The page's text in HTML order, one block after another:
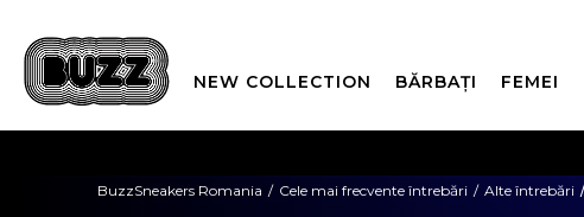
NEW COLLECTION BĂRBAȚI FEMEI
CUMPĂRĂ ACUM, PLATESTE
BuzzSneakers Romania Cele mai frecvente întrebări Alte întrebări